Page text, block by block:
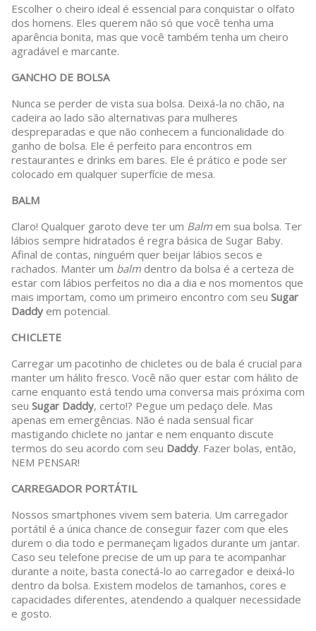
Escolher o cheiro ideal é essencial para conquistar o olfato
dos homens. Eles querem não só que você tenha uma
aparência bonita, mas que você também tenha um cheiro
agradável e marcante.
GANCHO DE BOLSA
Nunca se perder de vista sua bolsa. Deixá-la no chão, na
cadeira ao lado são alternativas para mulheres
despreparadas e que não conhecem a funcionalidade do
ganho de bolsa. Ele é perfeito para encontros em
restaurantes e drinks em bares. Ele é prático e pode ser
colocado em qualquer superfície de mesa.
BALM
Claro! Qualquer garoto deve ter um Balm em sua bolsa. Ter
lábios sempre hidratados é regra básica de Sugar Baby.
Afinal de contas, ninguém quer beijar lábios secos e
rachados. Manter um balm dentro da bolsa é a certeza de
estar com lábios perfeitos no dia a dia e nos momentos que
mais importam, como um primeiro encontro com seu Sugar
Daddy em potencial.
CHICLETE
Carregar um pacotinho de chicletes ou de bala é crucial para
manter um hálito fresco. Você não quer estar com hálito de
carne enquanto está tendo uma conversa mais próxima com
seu Sugar Daddy, certo!? Pegue um pedaço dele. Mas
apenas em emergências. Não é nada sensual ficar
mastigando chiclete no jantar e nem enquanto discute
termos do seu acordo com seu Daddy. Fazer bolas, então,
NEM PENSAR!
CARREGADOR PORTÁTIL
Nossos smartphones vivem sem bateria. Um carregador
portátil é a única chance de conseguir fazer com que eles
durem o dia todo e permaneçam ligados durante um jantar.
Caso seu telefone precise de um up para te acompanhar
durante a noite, basta conectá-lo ao carregador e deixá-lo
dentro da bolsa. Existem modelos de tamanhos, cores e
capacidades diferentes, atendendo a qualquer necessidade
e gosto.